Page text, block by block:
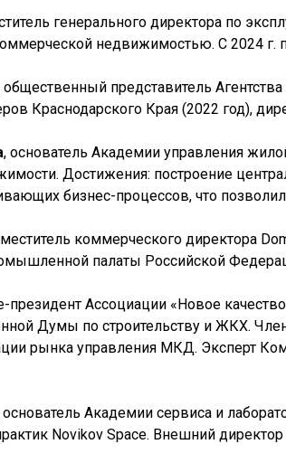
генерального директора по
недвижимостью. С 2024 г.
общественный представитель
Краснодарского Края (2022 год),
, основатель Академии управления
Достижения: построение
бизнес-процессов, что
коммерческого директора
палаты Российской
президент Ассоциации «Новое
Думы по строительству и ЖКХ.
рынка управления МКД. Эксперт
основатель Академии сервиса и
Novikov Space. Внешний